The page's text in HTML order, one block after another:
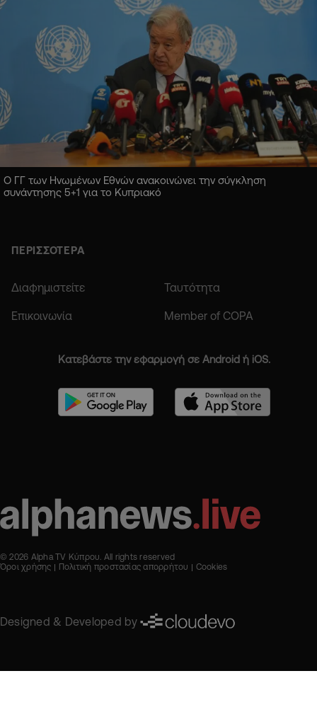
Ο ΓΓ των Ηνωμένων Εθνών ανακοινώνει την σύγκληση
συνάντησης 5+1 για το Κυπριακό
ΠΕΡΙΣΣΟΤΕΡΑ
Διαφημιστείτε Ταυτότητα
Επικοινωνία Member of COPA
Κατεβάστε την εφαρμογή σε Android ή iOS.
© 2026 Alpha TV Κύπρου. All rights reserved
Όροι χρήσης
Πολιτική προστασίας απορρήτου Cookies
Designed & Developed by